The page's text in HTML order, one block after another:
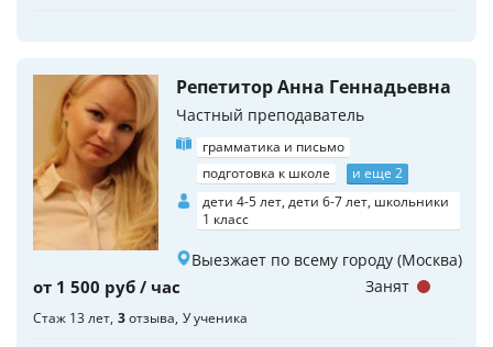
Репетитор Анна Геннадьевна
Частный преподаватель
грамматика и письмо
подготовка к школе
и еще 2
дети 4-5 лет, дети 6-7 лет, школьники
1 класс
Выезжает по всему городу (Москва)
от 1 500 руб / час
Стаж 13 лет 3отзыва У ученика
Занят